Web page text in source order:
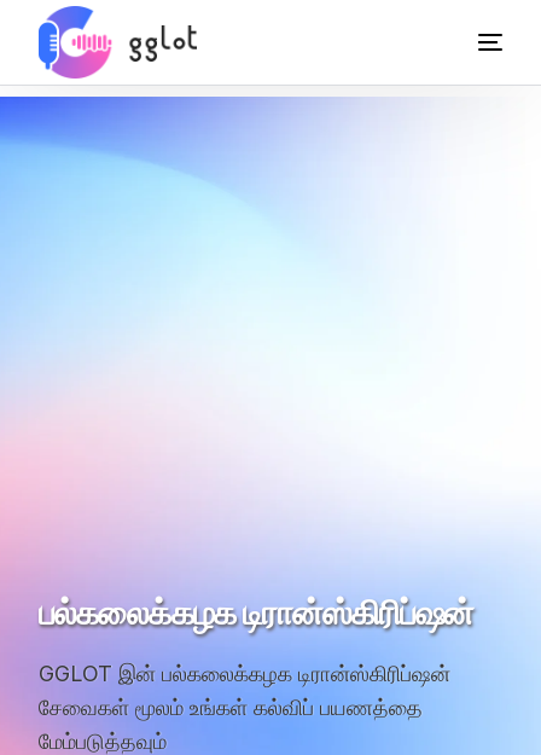
பல்கலைக்கழக டிரான்ஸ்கிரிப்ஷன்
GGLOT இன் பல்கலைக்கழக டிரான்ஸ்கிரிப்ஷன்
சேவைகள் மூலம் உங்கள் கல்விப் பயணத்தை
மேம்படுத்தவும்